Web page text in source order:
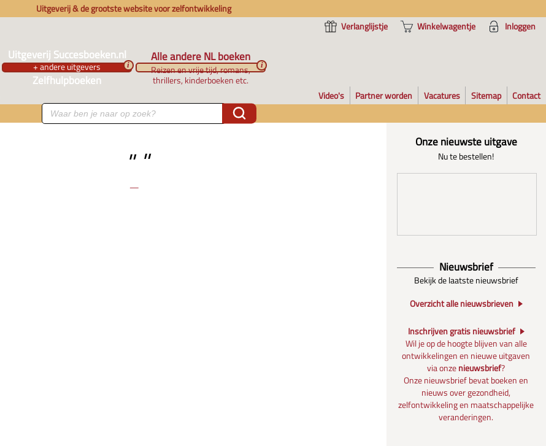
Uitgeverij & de grootste website voor zelfontwikkeling
Verlanglijstje
Winkelwagentje Inloggen
Uitgeverij Succesboeken.nl
+ andere uitgevers
Zelfhulpboeken
i
Alle andere NL boeken
Reizen en vrije tijd, romans,
thrillers, kinderboeken etc.
i
Video's Partner worden Vacatures Sitemap Contact
Onze nieuwste uitgave
Nu te bestellen!
Nieuwsbrief
Bekijk de laatste nieuwsbrief
Overzicht alle nieuwsbrieven
Inschrijven gratis nieuwsbrief
Wil je op de hoogte blijven van alle
ontwikkelingen en nieuwe uitgaven
via onzenieuwsbrief?
Onze nieuwsbrief bevat boeken en
nieuws over gezondheid,
zelfontwikkeling en maatschappelijke
veranderingen.